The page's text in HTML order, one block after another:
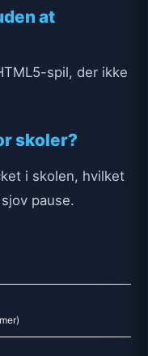
at
spil, der ikke
skoler?
i skolen, hvilket
pause.